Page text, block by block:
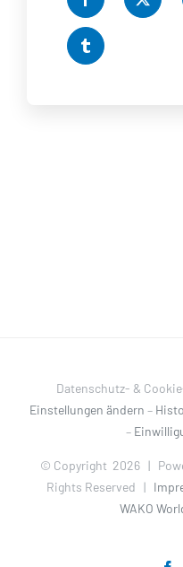
Datenschutz- &
Einstellungen ändern –
–
© Copyright 2026 |
Rights Reserved |
WAKO